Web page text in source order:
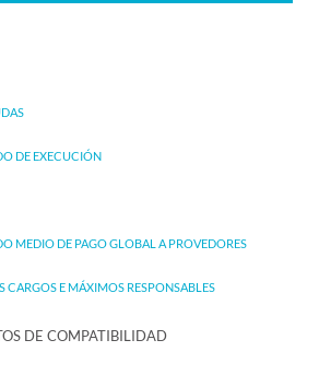
DE EXECUCIÓN
MEDIO DE PAGO GLOBAL A PROVEDORES
CARGOS E MÁXIMOS RESPONSABLES
DE COMPATIBILIDAD